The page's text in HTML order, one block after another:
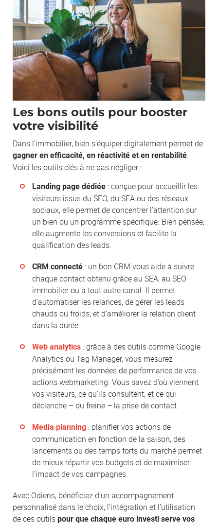
Les bons outils pour booster
votre visibilité
Dans l’immobilier, bien s’équiper digitalement permet de
gagner en efficacité, en réactivité et en rentabilité.
Voici les outils clés à ne pas négliger :
Landing page dédiée : conçue pour accueillir les
visiteurs issus du SEO, du SEA ou des réseaux
sociaux, elle permet de concentrer l’attention sur
un bien ou un programme spécifique. Bien pensée,
elle augmente les conversions et facilite la
qualification des leads.
CRM connecté : un bon CRM vous aide à suivre
chaque contact obtenu grâce au SEA, au SEO
immobilier ou à tout autre canal. Il permet
d’automatiser les relances, de gérer les leads
chauds ou froids, et d’améliorer la relation client
dans la durée.
Web analytics : grâce à des outils comme Google
Analytics ou Tag Manager, vous mesurez
précisément les données de performance de vos
actions webmarketing. Vous savez d’où viennent
vos visiteurs, ce qu’ils consultent, et ce qui
déclenche – ou freine – la prise de contact.
Media planning : planifier vos actions de
communication en fonction de la saison, des
lancements ou des temps forts du marché permet
de mieux répartir vos budgets et de maximiser
l’impact de vos campagnes.
Avec Odiens, bénéficiez d’un accompagnement
personnalisé dans le choix, l’intégration et l’utilisation
de ces outils pour que chaque euro investi serve vos